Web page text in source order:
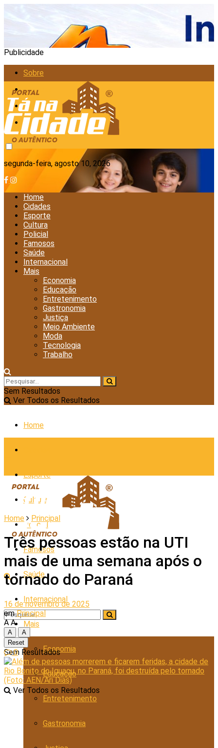
Publicidade
Sobre
Anunciar
Política de Privacidade
Contato
segunda-feira, agosto 10, 2026
Home
Cidades
Esporte
Cultura
Policial
Famosos
Saúde
Internacional
Mais
Economia
Educação
Entretenimento
Gastronomia
Justiça
Meio Ambiente
Moda
Tecnologia
Trabalho
Sem Resultados
Ver Todos os Resultados
Home
Esporte
Cultura
Policial
Famosos
Saúde
Internacional
Mais
Economia
Educação
Entretenimento
Gastronomia
Sem Resultados
Ver Todos os Resultados
Home Principal
Três pessoas estão na UTI
mais de uma semana após o
tornado do Paraná
16 de novembro de 2025
em Principal
A A
A
A
Reset
0